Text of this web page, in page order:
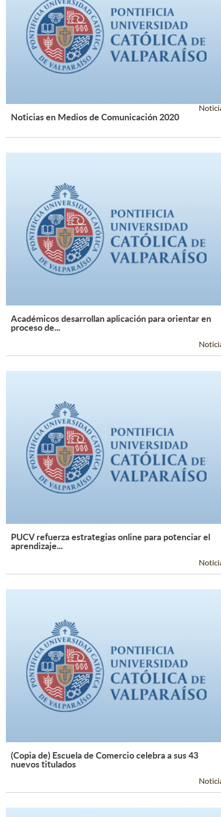
Leer Más +
Noticias en Medios de Comunicación 2020
Leer Más +
Académicos desarrollan aplicación para orientar en
proceso de...
Leer Más +
PUCV refuerza estrategias online para potenciar el
aprendizaje...
Leer Más +
(Copia de) Escuela de Comercio celebra a sus 43
nuevos titulados